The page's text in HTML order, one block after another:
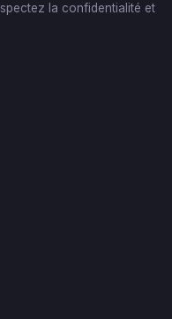
la confidentialité et